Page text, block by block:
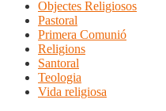
Objectes Religiosos
Pastoral
Primera Comunió
Religions
Santoral
Teologia
Vida religiosa